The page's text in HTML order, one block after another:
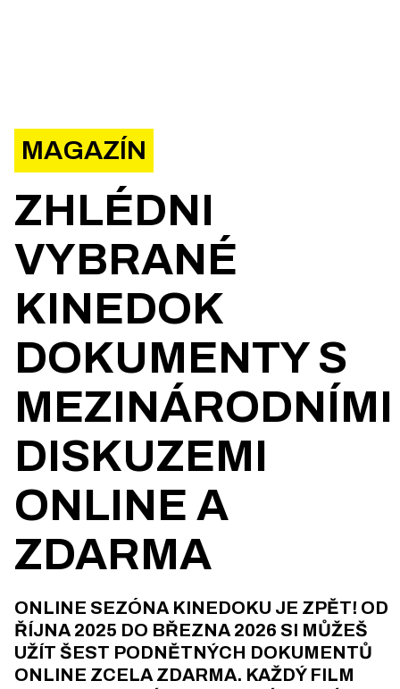
MAGAZÍN
ZHLÉDNI
VYBRANÉ
KINEDOK
DOKUMENTY S
MEZINÁRODNÍMI
DISKUZEMI
ONLINE A
ZDARMA
ONLINE SEZÓNA KINEDOKU JE ZPĚT! OD
ŘÍJNA 2025 DO BŘEZNA 2026 SI MŮŽEŠ
UŽÍT ŠEST PODNĚTNÝCH DOKUMENTŮ
ONLINE ZCELA ZDARMA. KAŽDÝ FILM